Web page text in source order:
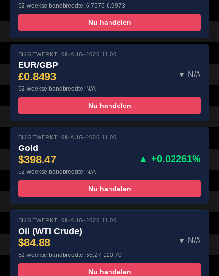
52-weekse bandbreedte: 6.7575-6.9973
Nu handelen
BIJGEWERKT: 08-AUG-2026 11:00
EUR/GBP
£0.8493 ▼ N/A
52-weekse bandbreedte: N/A
Nu handelen
BIJGEWERKT: 08-AUG-2026 11:00
Gold
$398.47 ▲ +0.02261%
52-weekse bandbreedte: N/A
Nu handelen
BIJGEWERKT: 08-AUG-2026 11:00
Oil (WTI Crude)
$84.88 ▼ N/A
52-weekse bandbreedte: 55.27-123.70
Nu handelen